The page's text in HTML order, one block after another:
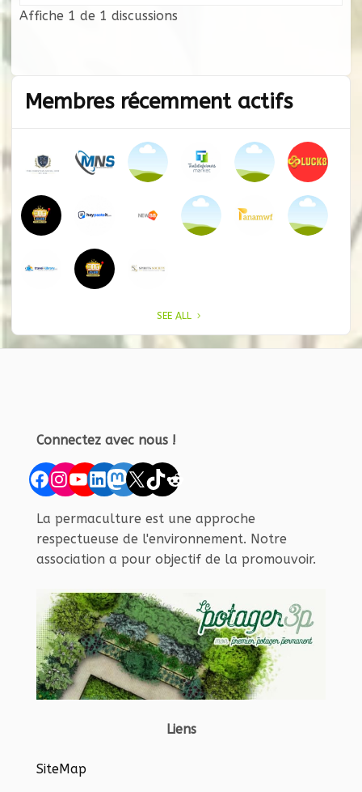
Affiche 1 de 1 discussions
Membres récemment actifs
SEE ALL
Connectez avec nous !
Facebook
Instagram
YouTube
LinkedIn
Mastodon
X TikTok
Reddit
La permaculture est une approche
respectueuse de l'environnement. Notre
association a pour objectif de la promouvoir.
Liens
SiteMap